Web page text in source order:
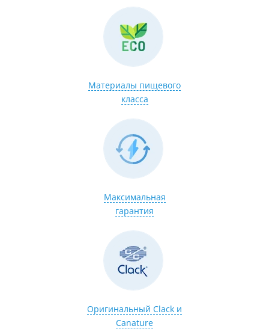
Материалы пищевого
класса
Максимальная
гарантия
Оригинальный Clack и
Canature